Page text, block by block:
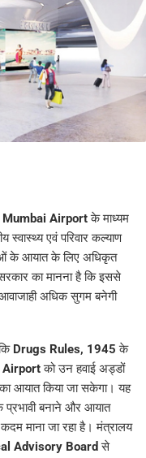
Mumbai Airportके माध्यम
एवं परिवार कल्याण
के आयात के लिए अधिकृत
का मानना है कि इससे
अधिक सुगम बनेगी
Drugs Rules, 1945 के
Airportको उन हवाई अड्डों
आयात किया जा सकेगा। यह
प्रभावी बनाने और आयात
माना जा रहा है। मंत्रालय
Advisory Board से